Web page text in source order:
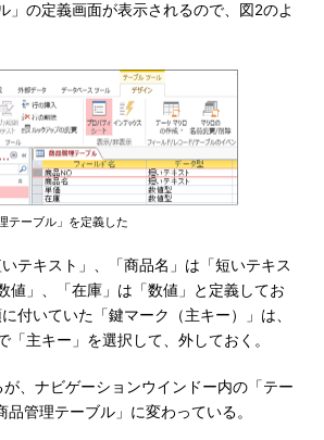
の定義画面が表示されるので、図2のよ
ーブル」を定義した
テキスト」、「商品名」は「短いテキス
値」、「在庫」は「数値」と定義してお
付いていた「鍵マーク（主キー）」は、
「主キー」を選択して、外しておく。
、ナビゲーションウインドー内の「テー
品管理テーブル」に変わっている。